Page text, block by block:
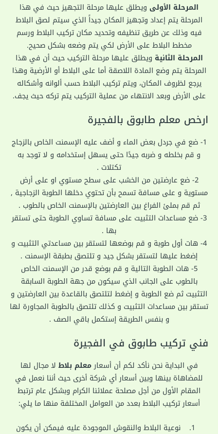
المرحلة الأولى ويطلق عليها مرحلة التجهيز حيث في هذا
المرحلة يتم إعداد وتجهيز المكان جيداً الذي سيتم لصق البلاط
فيه وذلك عن طريق تنظيفه وتحديد مكان تركيب البلاط ورسم
مخطط البلاط على الأرض لكي يتم وضعه بشكل صحيح.
المرحلة الثانية ويطلق عليها مرحلة التركيب حيث أن في هذا
المرحلة يتم وضع المادة اللاصقة أما على البلاط أو الأرضية وهذا
يرجع لظروف المكان، ويتم تركيب البلاط حسب ألوانه وأشكاله
على الأرض وبعد الانتهاء من عملية التركيب يتم تركه حيث يجف.
ارخص معلم طابوق بالفجيرة
1- ضع في جردل بعض الماء و أضف عليه الإسمنت الخاص بالزجاج
و قم بخلطه و ضربه جيدًا حتى يسهل إستخدامه و لا توجد به
تكتلات .
2- ضع عارضتين من الخشب على سطح مستوي او على أرض
مستوية و على مسافة تسمح بأن تحتوي دخلها الطوبة الزجاجية ,
ثم قم بملئ الفراغ بين العارضتين بالإسمنت الخاص بالطوب .
3- ضع مساعدات التثبيت على مسافة تساوي الطوبة حتى تستقر
بها .
4- هات أول طوبة و قم بوضعها لتستقر بين مساعدتي التثبيت و
إضغط عليها لتستقر بشكل جيد و تلتصق بطبقة الإسمنت .
5- هات الطوبة التالية و قم بوضع قدر من الإسمنت الخاص
بالطوب على الجانب الذي سيكون من جهة الطوبة السابقة
التثبيت ثم ضع الطوبة و إضغط لتلتصق بالقاعدة بين العارضتين و
تستقر بين مساعدات التثبيت و كذلك تلتصق بالطوبة المجاورة لها
و بنفس الطريقة إستكمل باقي الصف .
فني تركيب طابوق في الفجيرة
في البداية نحن نأكد لكم أن أسعارمعلم بلاط لا مجال لها
للمضاهاة بينها وبين أسعار أي شركة أخرى حيث أننا نعمل في
المقام الأول من أجل مصلحة عملائنا الكرام وبشكل عام ترتبط
أسعار تركيب البلاط بعدد من العوامل المختلفة منها ما يلي:
نوعية البلاط والنقوش الموجودة عليه فيمكن أن يكون